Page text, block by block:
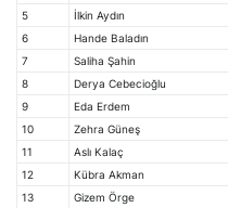
5
İlkin Aydın
6
Hande Baladın
7
Saliha Şahin
8
Derya Cebecioğlu
9
Eda Erdem
10
Zehra Güneş
11
Aslı Kalaç
12
Kübra Akman
13
Gizem Örge